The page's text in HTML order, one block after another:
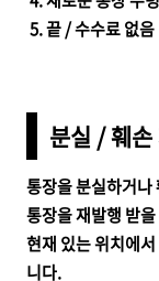
5. 끝 / 수수료 없음
분실 / 훼손
통장을 분실하거나
통장을 재발행 받
현재 있는 위치에
니다.